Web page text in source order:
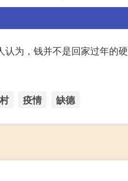
为，钱并不是回家过年的硬
疫情 缺德